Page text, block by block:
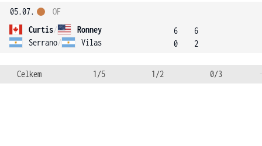
05.07.
Curtis/
Ronney
Serrano/ Vilas
OF
6
0
6
2
Celkem 1/5 1/2 0/3